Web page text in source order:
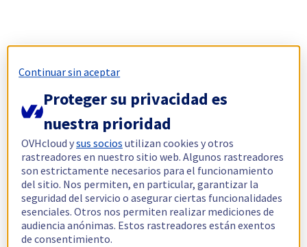
Continuar sin aceptar
Proteger su privacidad es
nuestra prioridad
OVHcloud ysus socios utilizan cookies y otros
rastreadores en nuestro sitio web. Algunos rastreadores
son estrictamente necesarios para el funcionamiento
del sitio. Nos permiten, en particular, garantizar la
seguridad del servicio o asegurar ciertas funcionalidades
esenciales. Otros nos permiten realizar mediciones de
audiencia anónimas. Estos rastreadores están exentos
de consentimiento.